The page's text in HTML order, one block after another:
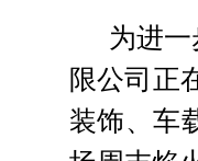
为进
限公司正
装饰、车